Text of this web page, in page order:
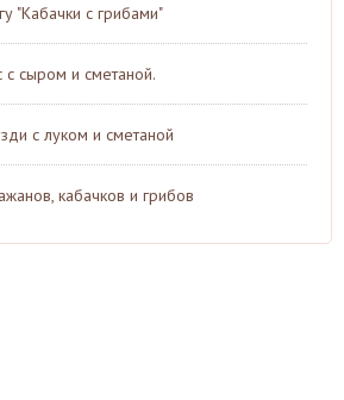
"Кабачки с грибами"
с сыром и сметаной.
с луком и сметаной
кабачков и грибов